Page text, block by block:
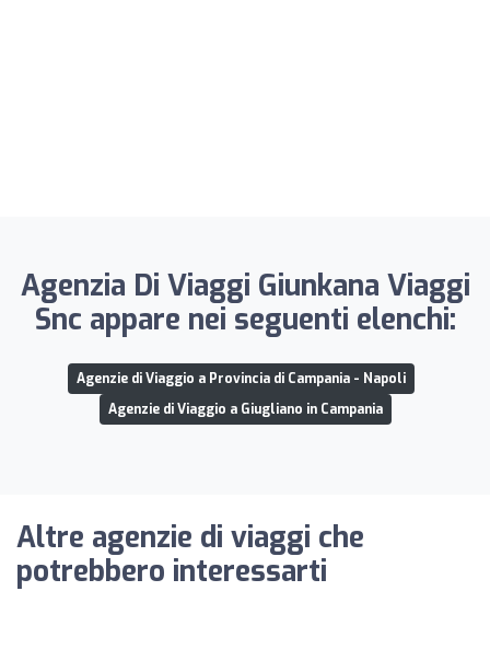
Agenzia Di Viaggi Giunkana Viaggi
Snc appare nei seguenti elenchi:
Agenzie di Viaggio a Provincia di Campania - Napoli
Agenzie di Viaggio a Giugliano in Campania
Altre agenzie di viaggi che
potrebbero interessarti